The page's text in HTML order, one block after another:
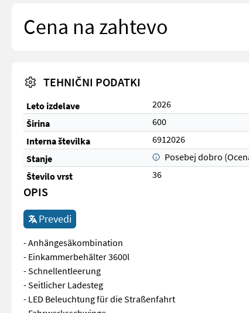
Cena na zahtevo
TEHNIČNI PODATKI
Leto izdelave
2026
Širina
600
Interna številka
6912026
Stanje
Posebej dobro
Število vrst
36
OPIS
Prevedi
- Anhängesäkombination
- Einkammerbehälter 3600l
- Schnellentleerung
- Seitlicher Ladesteg
- LED Beleuchtung für die Straßenfahrt